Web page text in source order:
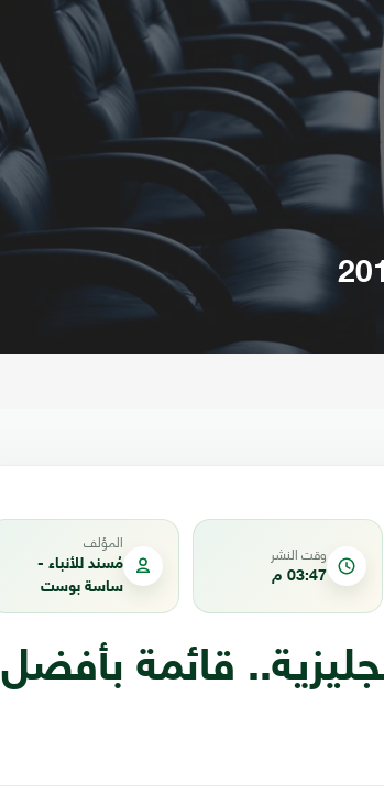
وقت النشر
03:47 م
المؤلف
مُسند للأنباء -
ساسة بوست
قائمة بأفضل